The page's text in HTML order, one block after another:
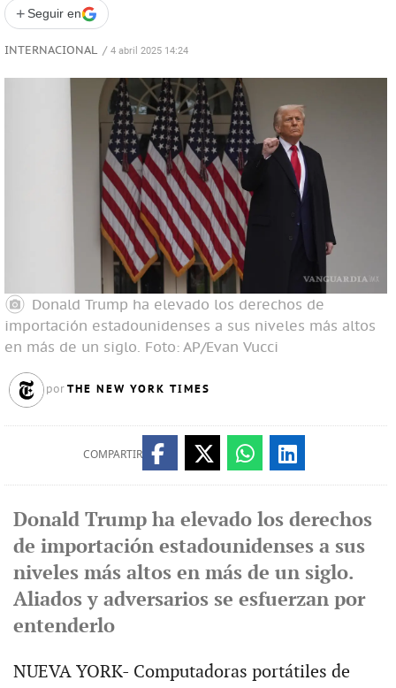
+ Seguir en
INTERNACIONAL / 4 abril 2025 14:24
Donald Trump ha elevado los derechos de
importación estadounidenses a sus niveles más altos
en más de un siglo. Foto: AP/Evan Vucci
por THE NEW YORK TIMES
COMPARTIR
Donald Trump ha elevado los derechos
de importación estadounidenses a sus
niveles más altos en más de un siglo.
Aliados y adversarios se esfuerzan por
entenderlo
NUEVA YORK- Computadoras portátiles de